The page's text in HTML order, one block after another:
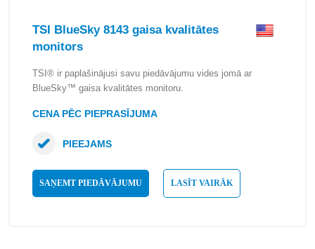
TSI BlueSky 8143 gaisa kvalitātes
monitors
TSI® ir paplašinājusi savu piedāvājumu vides jomā ar
BlueSky™ gaisa kvalitātes monitoru.
CENA PĒC PIEPRASĪJUMA
SAŅEMT PIEDĀVĀJUMU LASĪT VAIRĀK
PIEEJAMS